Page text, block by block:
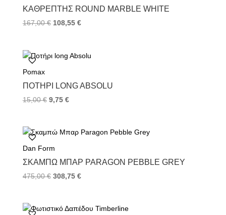
k
s
ΚΑΘΡΈΠΤΗΣ ROUND MARBLE WHITE
167,00€ 108,55 €
Pomax
ΠΟΤΉΡΙ LONG ABSOLU
15,00€ 9,75 €
Dan Form
ΣΚΑΜΠΏ ΜΠΑΡ PARAGON PEBBLE GREY
475,00€ 308,75 €